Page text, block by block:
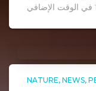
NATURE NEWS